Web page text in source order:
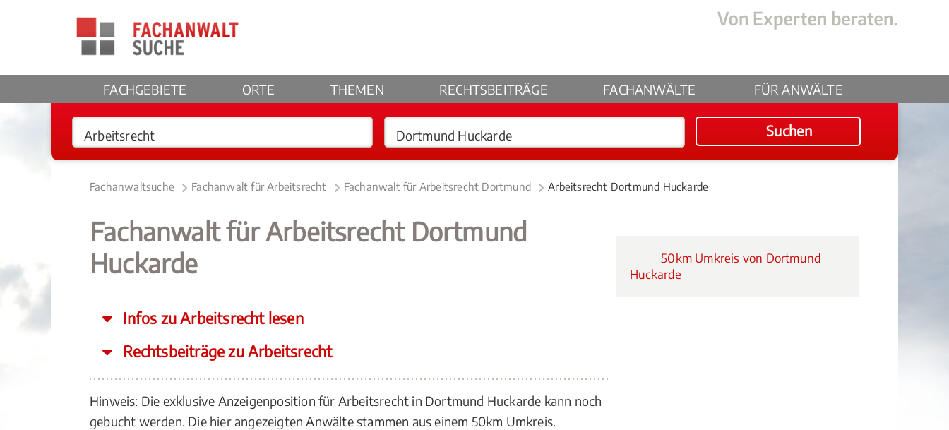
FACHGEBIETE ORTE THEMEN RECHTSBEITRÄGE FACHANWÄLTE FÜR ANWÄLTE
Suchen
Fachanwaltsuche Fachanwalt für Arbeitsrecht Fachanwalt für Arbeitsrecht Dortmund Arbeitsrecht Dortmund Huckarde
Fachanwalt für Arbeitsrecht Dortmund
Huckarde
Infos zu Arbeitsrecht lesen
Rechtsbeiträge zu Arbeitsrecht
Hinweis: Die exklusive Anzeigenposition für Arbeitsrecht in Dortmund Huckarde kann noch
gebucht werden. Die hier angezeigten Anwälte stammen aus einem 50km Umkreis.
50km Umkreis von Dortmund
Huckarde